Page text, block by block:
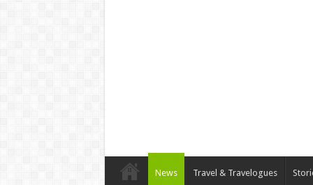
News Travel & Travelogues